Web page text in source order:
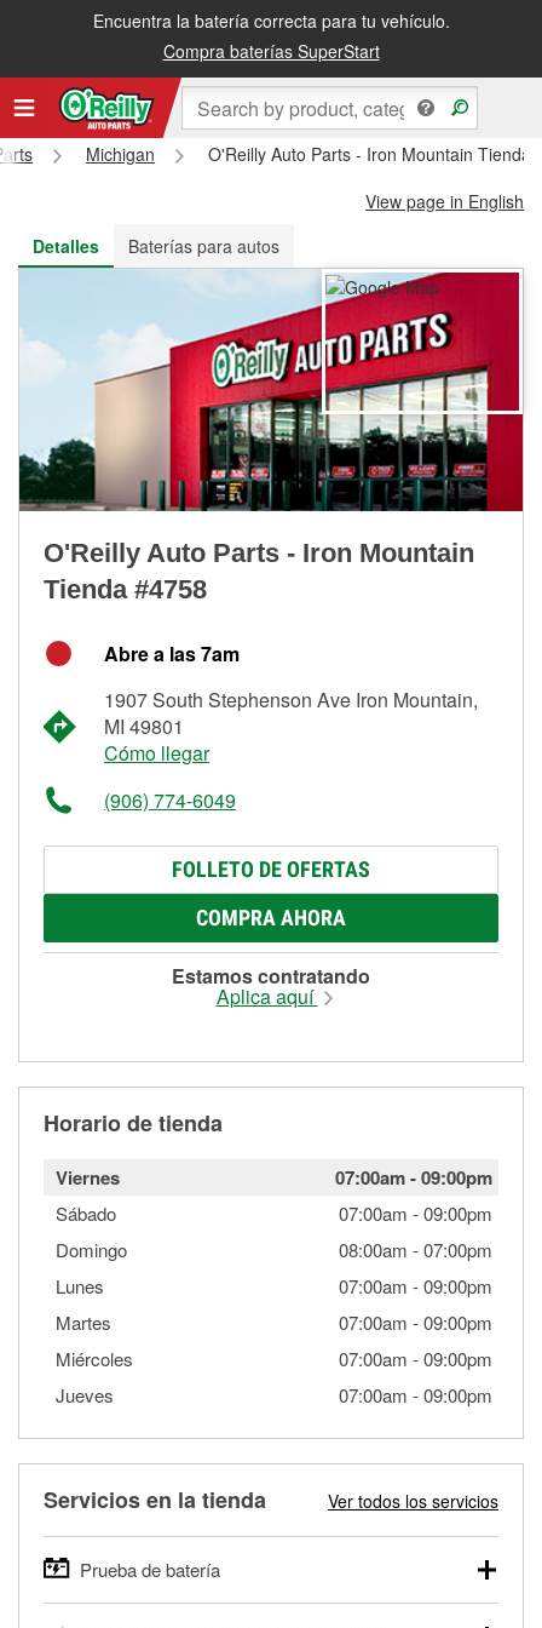
Encuentra la batería correcta para tu vehículo.
Compra baterías SuperStart
Recibe tu orden gratis al día siguiente o recógela en la tienda
Michigan
O'Reilly Auto Parts - Iron Mountain Tienda
View page in English
Detalles
Baterías para autos
O'Reilly Auto Parts - Iron Mountain
Tienda #4758
Abre a las 7am
1907 South Stephenson Ave Iron Mountain,
MI 49801
Cómo llegar
(906) 774-6049
FOLLETO DE OFERTAS
COMPRA AHORA
Estamos contratando
Aplica aquí
Horario de tienda
Viernes 07:00am-09:00pm
Sábado 07:00am -09:00pm
Domingo
08:00am -07:00pm
Lunes
07:00am -09:00pm
Martes
07:00am -09:00pm
Miércoles
07:00am -09:00pm
Jueves
07:00am -09:00pm
Servicios en la tienda Ver todos los servicios
Prueba de batería